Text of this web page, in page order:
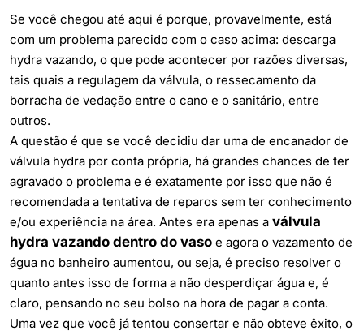
Se você chegou até aqui é porque, provavelmente, está
com um problema parecido com o caso acima: descarga
hydra vazando, o que pode acontecer por razões diversas,
tais quais a regulagem da válvula, o ressecamento da
borracha de vedação entre o cano e o sanitário, entre
outros.
A questão é que se você decidiu dar uma de encanador de
válvula hydra por conta própria, há grandes chances de ter
agravado o problema e é exatamente por isso que não é
recomendada a tentativa de reparos sem ter conhecimento
e/ou experiência na área. Antes era apenas a válvula
hydra vazando dentro do vaso e agora o vazamento de
água no banheiro aumentou, ou seja, é preciso resolver o
quanto antes isso de forma a não desperdiçar água e, é
claro, pensando no seu bolso na hora de pagar a conta.
Uma vez que você já tentou consertar e não obteve êxito, o